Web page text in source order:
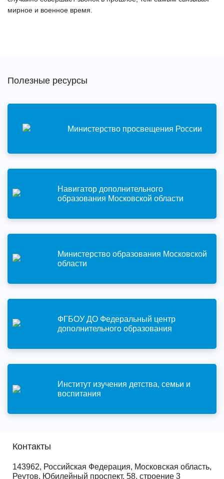
мирное и военное время.
Полезные ресурсы
Министерство просвещения России
Навигатор дополнительного
образования Московской области
Министерство образования Московской
области
ФГБОУ ДО Федеральный центр
дополнительного образования
Институт изучения детства, семьи и
воспитания
Контакты
143962, Российская Федерация, Московская область,
Реутов, Юбилейный проспект, 58, строение 3